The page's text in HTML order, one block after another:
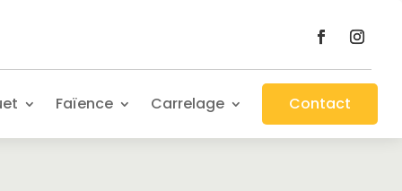
Faïence Carrelage Contact